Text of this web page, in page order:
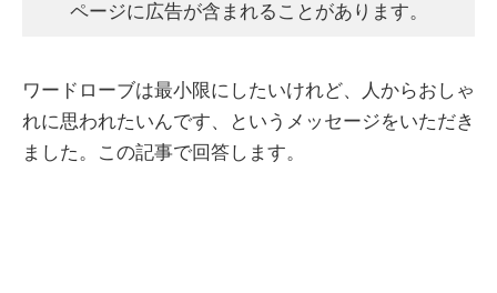
ページに広告が含まれることがあります。
ワードローブは最小限にしたいけれど、人からおしゃ
れに思われたいんです、というメッセージをいただき
ました。この記事で回答します。